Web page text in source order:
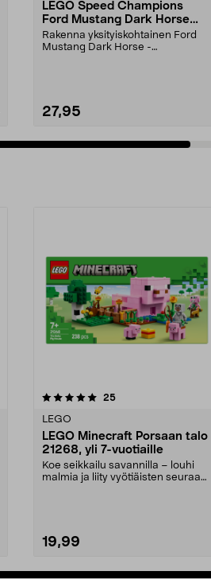
LEGO Speed Champions
Ford Mustang Dark Horse
76920, 9+
Rakenna yksityiskohtainen Ford
Mustang Dark Horse -
27,95
25arvostelut
LEGO
LEGO Minecraft Porsaan talo
21268, yli 7-vuotiaille
Koe seikkailu savannilla – louhi
malmia ja liity vyötiäisten seuraan.
19,99
0.0 viidestä